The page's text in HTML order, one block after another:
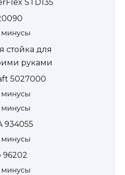
STD135
стойка для
руками
5027000
934055
96202